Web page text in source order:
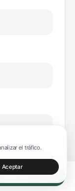
el tráfico.
Aceptar
Contratar